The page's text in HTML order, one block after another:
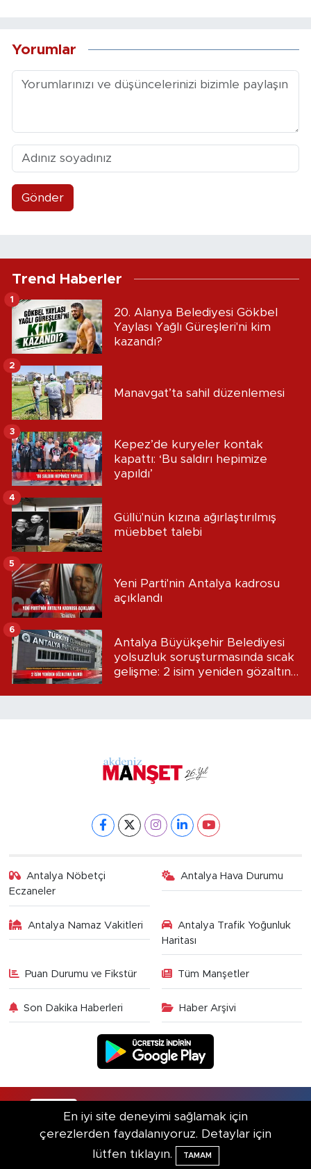
Yorumlar
Gönder
Trend Haberler
20. Alanya Belediyesi Gökbel
Yaylası Yağlı Güreşleri'ni kim
kazandı?
1
Manavgat’ta sahil düzenlemesi
2
Kepez’de kuryeler kontak
kapattı: ‘Bu saldırı hepimize
yapıldı’
3
Güllü'nün kızına ağırlaştırılmış
müebbet talebi
4
Yeni Parti'nin Antalya kadrosu
açıklandı
5
Antalya Büyükşehir Belediyesi
yolsuzluk soruşturmasında sıcak
gelişme: 2 isim yeniden gözaltına
6
Antalya Nöbetçi
Eczaneler
Antalya Hava Durumu
Antalya Namaz Vakitleri
Antalya Trafik Yoğunluk
Haritası
Puan Durumu ve Fikstür Tüm Manşetler
Son Dakika Haberleri Haber Arşivi
RSS Copyright © 2025. Her hakkı saklıdır.
Haber Yazılımı:TE Bilişim
En iyi site deneyimi sağlamak için
çerezlerden faydalanıyoruz. Detaylar için
lütfen tıklayın.
TAMAM